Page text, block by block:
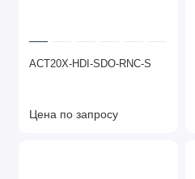
ACT20X-HDI-SDO-RNC-S
Цена по запросу